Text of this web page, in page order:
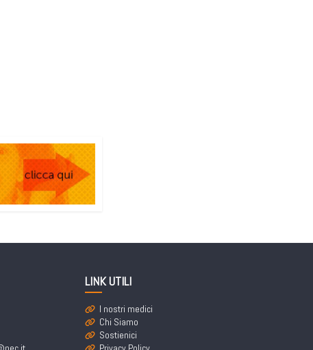
LINK UTILI
I nostri medici
Chi Siamo
Sostienici